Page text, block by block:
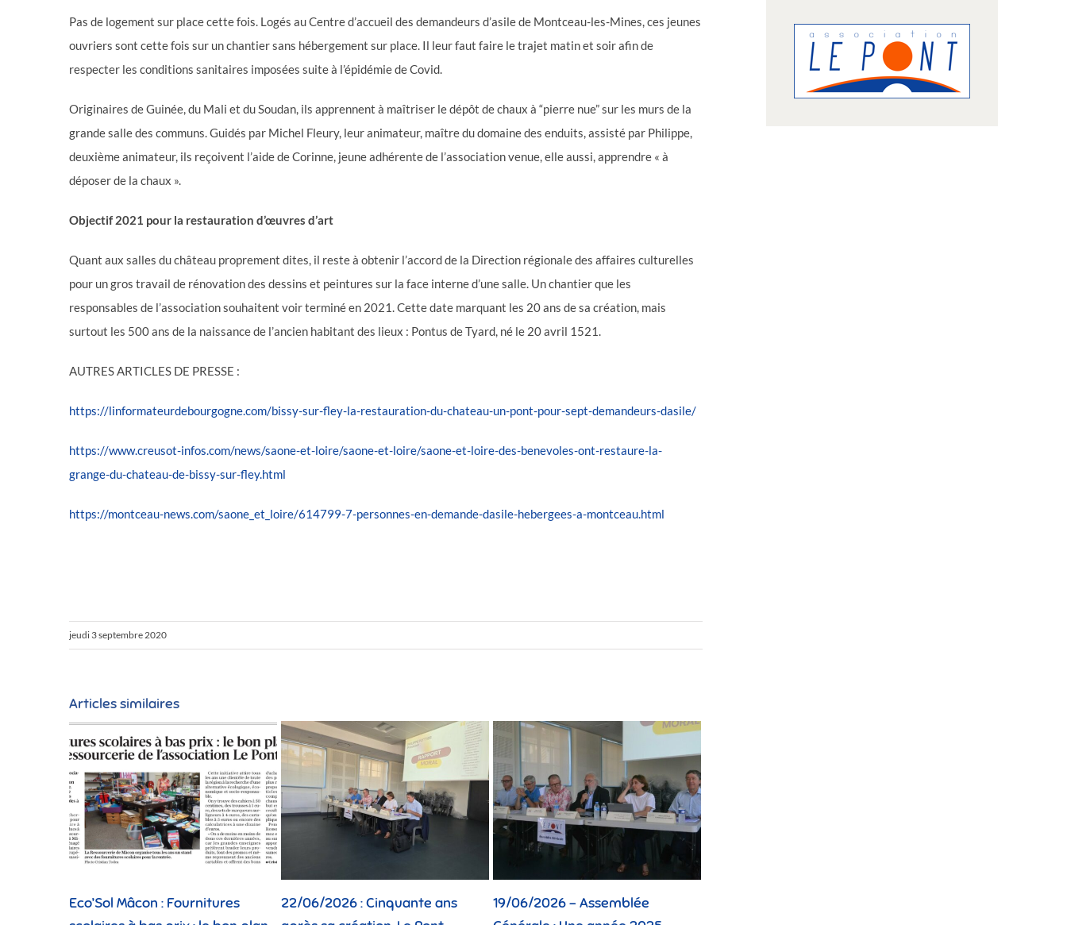
Pas de logement sur place cette fois. Logés au Centre d’accueil des demandeurs d’asile de Montceau-les-Mines, ces jeunes
ouvriers sont cette fois sur un chantier sans hébergement sur place. Il leur faut faire le trajet matin et soir afin de
respecter les conditions sanitaires imposées suite à l’épidémie de Covid.
Originaires de Guinée, du Mali et du Soudan, ils apprennent à maîtriser le dépôt de chaux à “pierre nue” sur les murs de la
grande salle des communs. Guidés par Michel Fleury, leur animateur, maître du domaine des enduits, assisté par Philippe,
deuxième animateur, ils reçoivent l’aide de Corinne, jeune adhérente de l’association venue, elle aussi, apprendre « à
déposer de la chaux ».
Objectif 2021 pour la restauration d’œuvres d’art
Quant aux salles du château proprement dites, il reste à obtenir l’accord de la Direction régionale des affaires culturelles
pour un gros travail de rénovation des dessins et peintures sur la face interne d’une salle. Un chantier que les
responsables de l’association souhaitent voir terminé en 2021. Cette date marquant les 20 ans de sa création, mais
surtout les 500 ans de la naissance de l’ancien habitant des lieux : Pontus de Tyard, né le 20 avril 1521.
AUTRES ARTICLES DE PRESSE :
https://linformateurdebourgogne.com/bissy-sur-fley-la-restauration-du-chateau-un-pont-pour-sept-demandeurs-dasile/
https://www.creusot-infos.com/news/saone-et-loire/saone-et-loire/saone-et-loire-des-benevoles-ont-restaure-la-
grange-du-chateau-de-bissy-sur-fley.html
https://montceau-news.com/saone_et_loire/614799-7-personnes-en-demande-dasile-hebergees-a-montceau.html
jeudi 3 septembre 2020
Articles similaires
: Fournitures
22/06/2026 : Cinquante ans
19/06/2026 – Assemblée
12/06/2026 : Toutes les